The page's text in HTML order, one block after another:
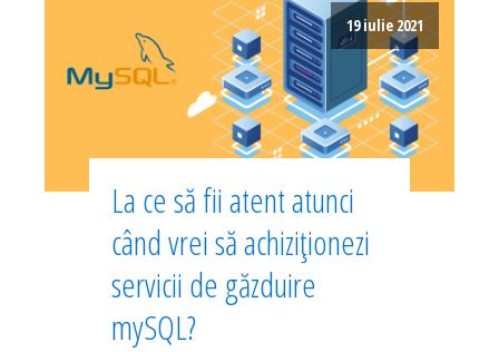
19 iulie 2021
La ce să fii atent atunci
când vrei să achiziționezi
servicii de găzduire
mySQL?